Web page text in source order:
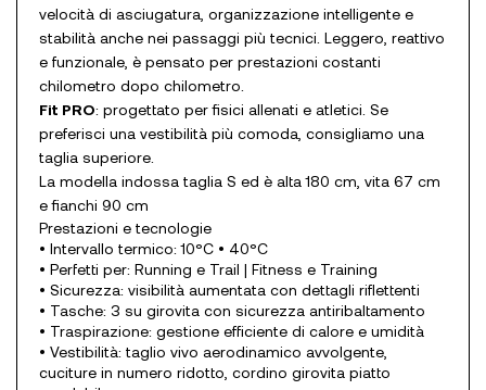
velocità di asciugatura, organizzazione intelligente e
stabilità anche nei passaggi più tecnici. Leggero, reattivo
e funzionale, è pensato per prestazioni costanti
chilometro dopo chilometro.
Fit PRO: progettato per fisici allenati e atletici. Se
preferisci una vestibilità più comoda, consigliamo una
taglia superiore.
La modella indossa taglia S ed è alta 180 cm, vita 67 cm
e fianchi 90 cm
Prestazioni e tecnologie
• Intervallo termico: 10°C • 40°C
• Perfetti per: Running e Trail | Fitness e Training
• Sicurezza: visibilità aumentata con dettagli riflettenti
• Tasche: 3 su girovita con sicurezza antiribaltamento
• Traspirazione: gestione efficiente di calore e umidità
• Vestibilità: taglio vivo aerodinamico avvolgente,
cuciture in numero ridotto, cordino girovita piatto